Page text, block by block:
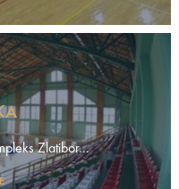
Zlatibor...